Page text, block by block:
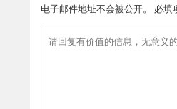
电子邮件地址不会被公开。 必填